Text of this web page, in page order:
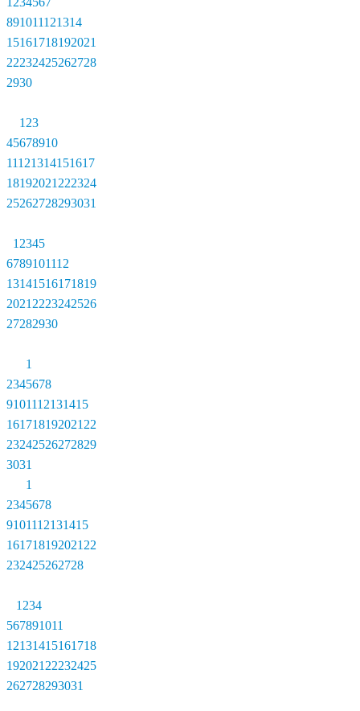
891011121314
15161718192021
22232425262728
2930
1 23
45678910
11121314151617
18192021 222324
25262728293031
1 2345
6789101112
13141516171819
2021 2223242526
27282930
1
2345678
9101112131415
161718192021 22
23242526272829
3031
1
2345678
9101112131415
161718192021 22
232425262728
1 234
567891011
12131415161718
192021 22232425
262728293031